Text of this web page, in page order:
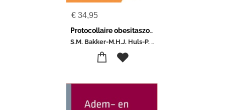
€ 34,95
Protocollaire obesitaszorg
S.M. Bakker-M.H.J. Huls-P. Dogger-van Nieuwenhoven-E.F.C. Van Rossum